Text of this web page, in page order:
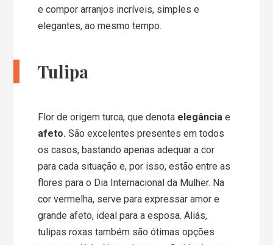
e compor arranjos incríveis, simples e
elegantes, ao mesmo tempo.
Tulipa
Flor de origem turca, que denota elegância e
afeto. São excelentes presentes em todos
os casos, bastando apenas adequar a cor
para cada situação e, por isso, estão entre as
flores para o Dia Internacional da Mulher. Na
cor vermelha, serve para expressar amor e
grande afeto, ideal para a esposa. Aliás,
tulipas roxas também são ótimas opções